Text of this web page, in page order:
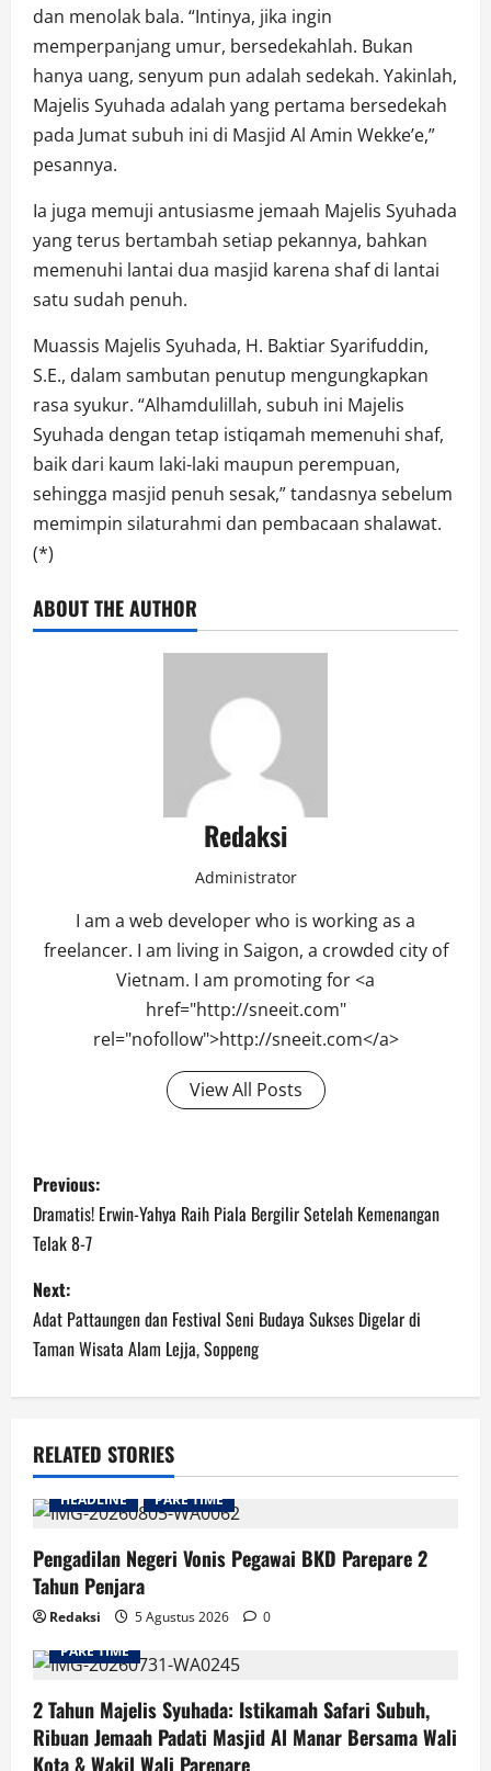
dan menolak bala. “Intinya, jika ingin
memperpanjang umur, bersedekahlah. Bukan
hanya uang, senyum pun adalah sedekah. Yakinlah,
Majelis Syuhada adalah yang pertama bersedekah
pada Jumat subuh ini di Masjid Al Amin Wekke’e,”
pesannya.
Ia juga memuji antusiasme jemaah Majelis Syuhada
yang terus bertambah setiap pekannya, bahkan
memenuhi lantai dua masjid karena shaf di lantai
satu sudah penuh.
Muassis Majelis Syuhada, H. Baktiar Syarifuddin,
S.E., dalam sambutan penutup mengungkapkan
rasa syukur. “Alhamdulillah, subuh ini Majelis
Syuhada dengan tetap istiqamah memenuhi shaf,
baik dari kaum laki-laki maupun perempuan,
sehingga masjid penuh sesak,” tandasnya sebelum
memimpin silaturahmi dan pembacaan shalawat.
(*)
ABOUT THE AUTHOR
Redaksi
Administrator
I am a web developer who is working as a
freelancer. I am living in Saigon, a crowded city of
Vietnam. I am promoting for <a
href="http://sneeit.com"
rel="nofollow">http://sneeit.com</a>
View All Posts
Post
navigation
Previous:
Dramatis! Erwin-Yahya Raih Piala Bergilir Setelah Kemenangan
Telak 8-7
Next:
Adat Pattaungen dan Festival Seni Budaya Sukses Digelar di
Taman Wisata Alam Lejja, Soppeng
RELATED STORIES
HEADLINE PARE TIME
Pengadilan Negeri Vonis Pegawai BKD Parepare 2
Tahun Penjara
Redaksi 5 Agustus 2026
0
PARE TIME
2 Tahun Majelis Syuhada: Istikamah Safari Subuh,
Ribuan Jemaah Padati Masjid Al Manar Bersama Wali
Kota & Wakil Wali Parepare